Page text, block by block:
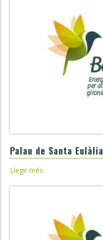
Palau de Santa Eulàlia
Llegir més